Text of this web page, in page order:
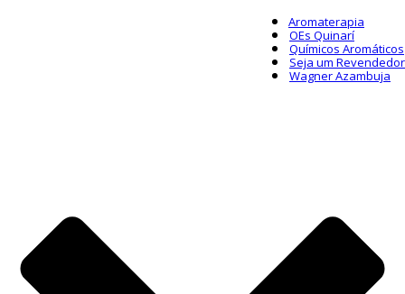
Aromaterapia
OEs Quinarí
Químicos Aromáticos
Seja um Revendedor
Wagner Azambuja